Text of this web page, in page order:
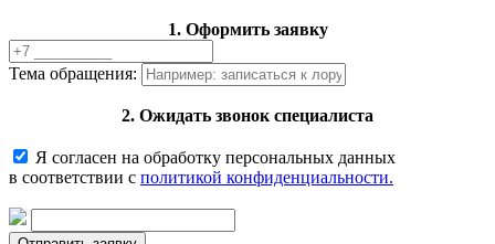
1. Оформить заявку
Тема обращения:
2. Ожидать звонок специалиста
Я согласен на обработку персональных данных
в соответствии с политикой конфиденциальности.